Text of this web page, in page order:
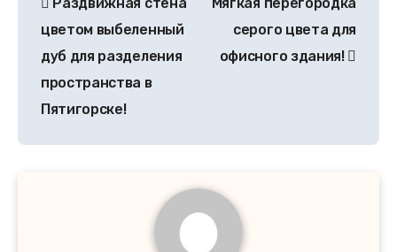
цветом выбеленный
дуб для разделения
пространства в
Пятигорске!
серого цвета для
офисного здания!